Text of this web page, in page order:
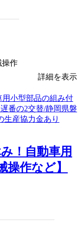
操作
詳細を表示
！自動車用
操作など】